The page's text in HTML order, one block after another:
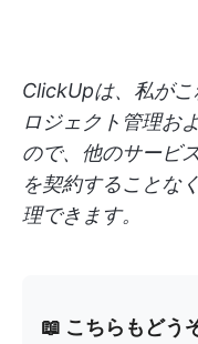
ClickUpは、私が
ロジェクト管理お
ので、他のサービ
を契約することな
理できます。
📖 こちらもどう